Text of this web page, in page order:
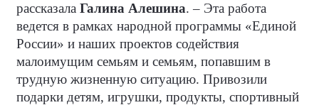
рассказала Галина Алешина. – Эта работа
ведется в рамках народной программы «Единой
России» и наших проектов содействия
малоимущим семьям и семьям, попавшим в
трудную жизненную ситуацию. Привозили
подарки детям, игрушки, продукты, спортивный